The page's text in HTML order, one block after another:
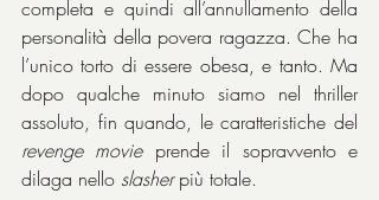
completa e quindi all’annullamento della
personalità della povera ragazza. Che ha
l’unico torto di essere obesa, e tanto. Ma
dopo qualche minuto siamo nel thriller
revenge movie prende il sopravvento e
dilaga nello slasher più totale.